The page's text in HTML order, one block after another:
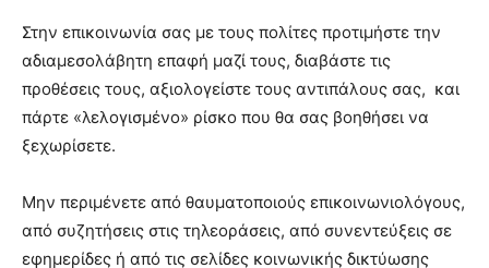
Στην επικοινωνία σας με τους πολίτες προτιμήστε την
αδιαμεσολάβητη επαφή μαζί τους, διαβάστε τις
προθέσεις τους, αξιολογείστε τους αντιπάλους σας, και
πάρτε «λελογισμένο» ρίσκο που θα σας βοηθήσει να
ξεχωρίσετε.
Μην περιμένετε από θαυματοποιούς επικοινωνιολόγους,
από συζητήσεις στις τηλεοράσεις, από συνεντεύξεις σε
εφημερίδες ή από τις σελίδες κοινωνικής δικτύωσης